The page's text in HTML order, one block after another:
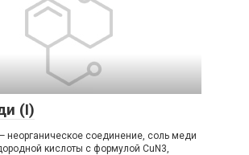
(I)
неорганическое соединение, соль меди
кислоты с формулой CuN3,